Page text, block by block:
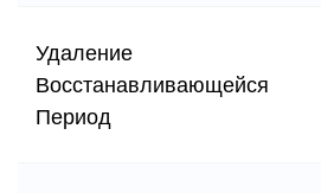
Удаление
Восстанавливающейся
Период